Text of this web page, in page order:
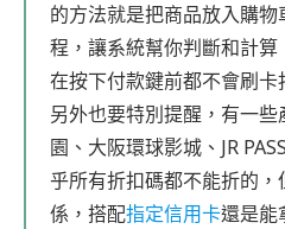
的方法就是把商品放入購
程，讓系統幫你判斷和計算
在按下付款鍵前都不會刷
另外也要特別提醒，有一
園、大阪環球影城、JR
乎所有折扣碼都不能折的
係，搭配指定信用卡還是能